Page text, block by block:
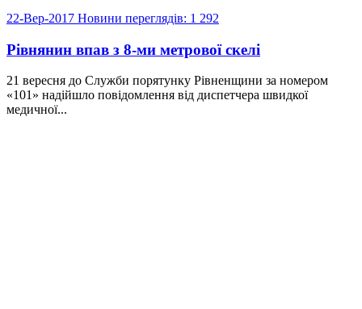
22-Вер-2017 Новини переглядів: 1 292
Рівнянин впав з 8-ми метрової скелі
21 вересня до Служби порятунку Рівненщини за номером
«101» надійшло повідомлення від диспетчера швидкої
медичної...